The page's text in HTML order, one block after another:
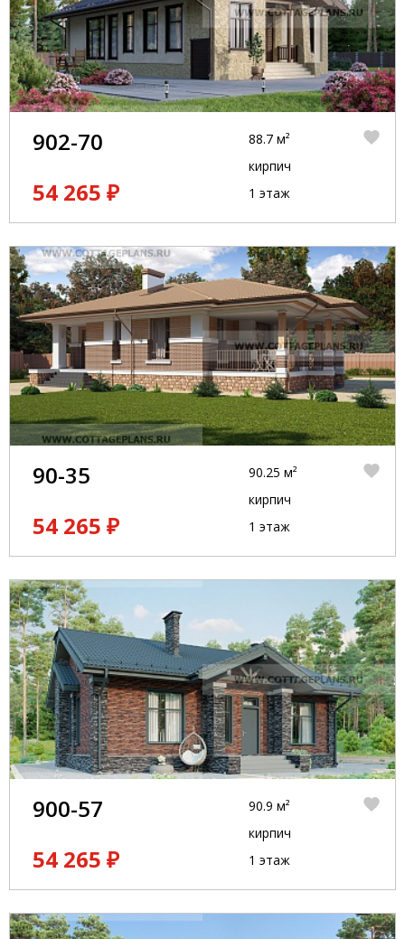
902-70
54 265 ₽
88.7 м²
кирпич
1 этаж
90-35
54 265 ₽
90.25 м²
кирпич
1 этаж
900-57
54 265 ₽
90.9 м²
кирпич
1 этаж